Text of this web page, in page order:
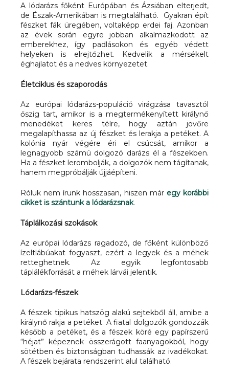
A lódarázs főként Európában és Ázsiában elterjedt,
de Észak-Amerikában is megtalálható. Gyakran épít
fészket fák üregében, voltaképp erdei faj. Azonban
az évek során egyre jobban alkalmazkodott az
emberekhez, így padlásokon és egyéb védett
helyeken is elrejtőzhet. Kedvelik a mérsékelt
éghajlatot és a nedves környezetet.
Életciklus és szaporodás
Az európai lódarázs-populáció virágzása tavasztól
őszig tart, amikor is a megtermékenyített királynő
menedéket keres télre, hogy aztán jövőre
megalapíthassa az új fészket és lerakja a petéket. A
kolónia nyár végére éri el csúcsát, amikor a
legnagyobb számú dolgozó darázs él a fészekben.
Ha a fészket lerombolják, a dolgozók nem tágítanak,
hanem megpróbálják újjáépíteni.
Róluk nem írunk hosszasan, hiszen már egy korábbi
cikket is szántunk a lódarázsnak.
Táplálkozási szokások
Az európai lódarázs ragadozó, de főként különböző
ízeltlábúakat fogyaszt, ezért a legyek és a méhek
retteghetnek. Az egyik legfontosabb
táplálékforrását a méhek lárvái jelentik.
Lódarázs-fészek
A fészek tipikus hatszög alakú sejtekből áll, amibe a
királynő rakja a petéket. A fiatal dolgozók gondozzák
később a petéket, és a fészek köré egy papírszerű
“héjat” képeznek összerágott faanyagokból, hogy
sötétben és biztonságban tudhassák az ivadékokat.
A fészek bejárata rendszerint alul található.